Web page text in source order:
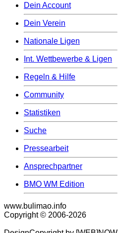
Dein Account
Dein Verein
Nationale Ligen
Int. Wettbewerbe & Ligen
Regeln & Hilfe
Community
Statistiken
Suche
Pressearbeit
Ansprechpartner
BMO WM Edition
www.bulimao.info
Copyright © 2006-2026